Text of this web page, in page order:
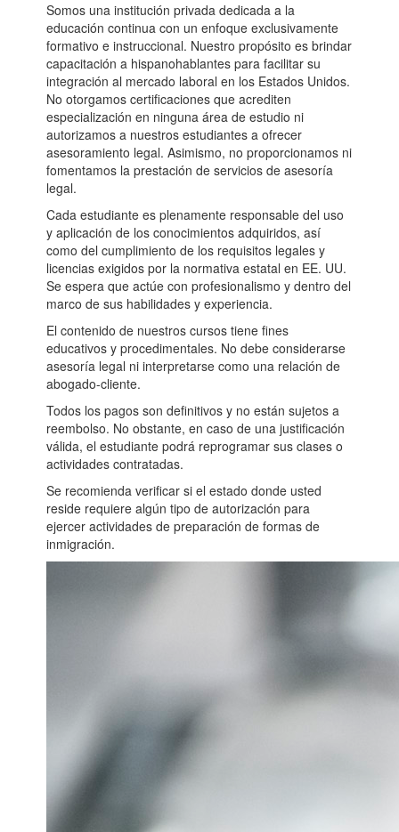
Somos una institución privada dedicada a la
educación continua con un enfoque exclusivamente
formativo e instruccional. Nuestro propósito es brindar
capacitación a hispanohablantes para facilitar su
integración al mercado laboral en los Estados Unidos.
No otorgamos certificaciones que acrediten
especialización en ninguna área de estudio ni
autorizamos a nuestros estudiantes a ofrecer
asesoramiento legal. Asimismo, no proporcionamos ni
fomentamos la prestación de servicios de asesoría
legal.
Cada estudiante es plenamente responsable del uso
y aplicación de los conocimientos adquiridos, así
como del cumplimiento de los requisitos legales y
licencias exigidos por la normativa estatal en EE. UU.
Se espera que actúe con profesionalismo y dentro del
marco de sus habilidades y experiencia.
El contenido de nuestros cursos tiene fines
educativos y procedimentales. No debe considerarse
asesoría legal ni interpretarse como una relación de
abogado-cliente.
Todos los pagos son definitivos y no están sujetos a
reembolso. No obstante, en caso de una justificación
válida, el estudiante podrá reprogramar sus clases o
actividades contratadas.
Se recomienda verificar si el estado donde usted
reside requiere algún tipo de autorización para
ejercer actividades de preparación de formas de
inmigración.